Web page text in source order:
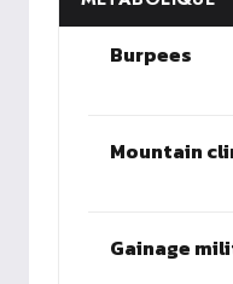
Burpees
Mountain
Gainage